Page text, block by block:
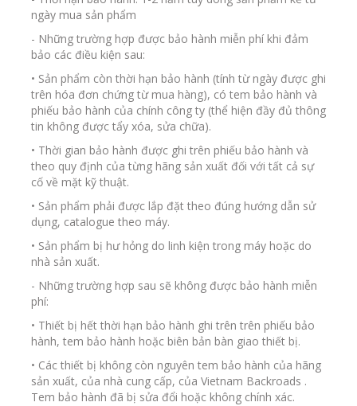
ngày mua sản phẩm
- Những trường hợp được bảo hành miễn phí khi đảm
bảo các điều kiện sau:
• Sản phẩm còn thời hạn bảo hành (tính từ ngày được ghi
trên hóa đơn chứng từ mua hàng), có tem bảo hành và
phiếu bảo hành của chính công ty (thể hiện đầy đủ thông
tin không được tẩy xóa, sửa chữa).
• Thời gian bảo hành được ghi trên phiếu bảo hành và
theo quy định của từng hãng sản xuất đối với tất cả sự
cố về mặt kỹ thuật.
• Sản phẩm phải được lắp đặt theo đúng hướng dẫn sử
dụng, catalogue theo máy.
• Sản phẩm bị hư hỏng do linh kiện trong máy hoặc do
nhà sản xuất.
- Những trường hợp sau sẽ không được bảo hành miễn
phí:
• Thiết bị hết thời hạn bảo hành ghi trên trên phiếu bảo
hành, tem bảo hành hoặc biên bản bàn giao thiết bị.
• Các thiết bị không còn nguyên tem bảo hành của hãng
sản xuất, của nhà cung cấp, của Vietnam Backroads .
Tem bảo hành đã bị sửa đổi hoặc không chính xác.